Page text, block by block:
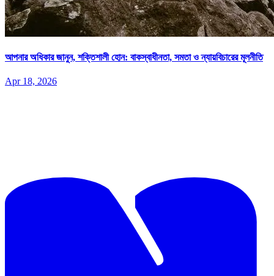
আপনার অধিকার জানুন, শক্তিশালী হোন: বাকস্বাধীনতা, সমতা ও ন্যায়বিচারের মূলনীতি
Apr 18, 2026